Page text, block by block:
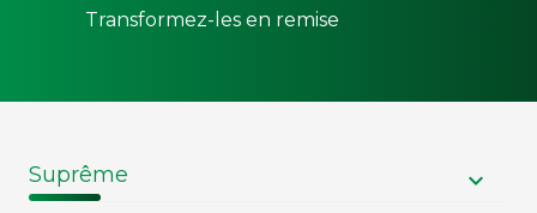
Transformez-les en remise
Suprême